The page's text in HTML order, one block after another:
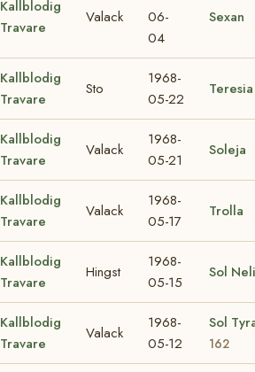
Kallblodig
Travare
Valack
06-
04
Sexan
Kallblodig
Travare
Sto
1968-
05-22
Teresia
Kallblodig
Travare
Valack
1968-
05-21
Soleja
Kallblodig
Travare
Valack
1968-
05-17
Trolla
Kallblodig
Travare
Hingst
1968-
05-15
Sol Neli
Kallblodig
Travare
Valack
1968-
05-12
Sol
162